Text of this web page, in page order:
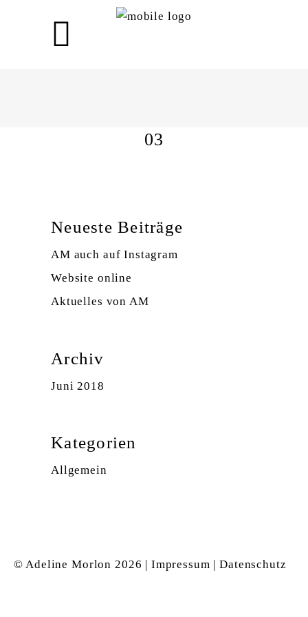
03
Neueste Beiträge
AM auch auf Instagram
Website online
Aktuelles von AM
Archiv
Juni 2018
Kategorien
Allgemein
© Adeline Morlon 2026 | Impressum |Datenschutz